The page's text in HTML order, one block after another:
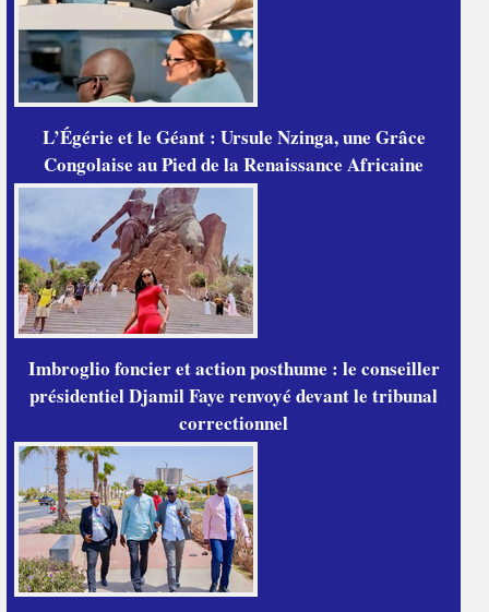
L’Égérie et le Géant : Ursule Nzinga, une Grâce
Congolaise au Pied de la Renaissance Africaine
Imbroglio foncier et action posthume : le conseiller
présidentiel Djamil Faye renvoyé devant le tribunal
correctionnel